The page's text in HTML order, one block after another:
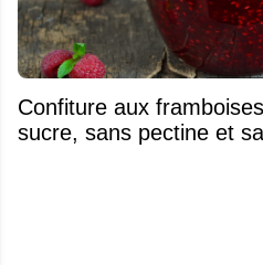
Confiture aux
sucre, sans pectine et